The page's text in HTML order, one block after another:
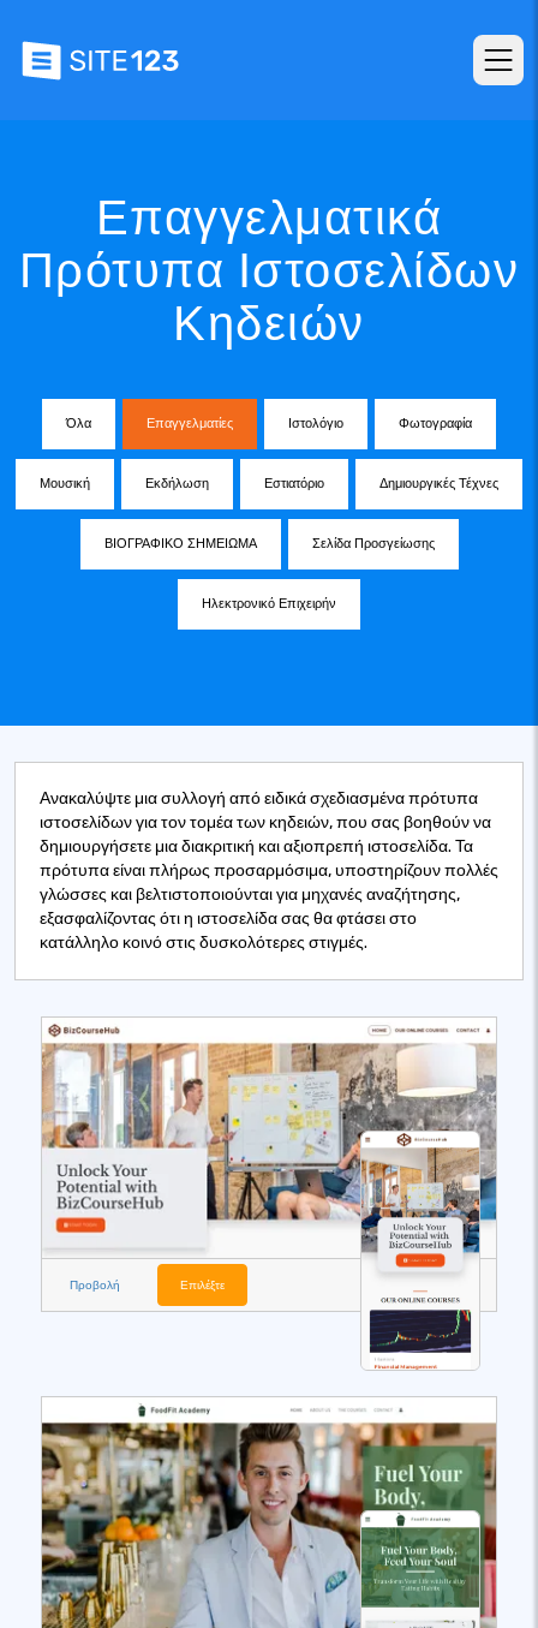
Επαγγελματικά
Πρότυπα Ιστοσελίδων
Κηδειών
Όλα Επαγγελματίες Ιστολόγιο Φωτογραφία
Μουσική Εκδήλωση Εστιατόριο Δημιουργικές Τέχνες
ΒΙΟΓΡΑΦΙΚΟ ΣΗΜΕΙΩΜΑ Σελίδα Προσγείωσης
Ηλεκτρονικό Επιχειρήν
Ανακαλύψτε μια συλλογή από ειδικά σχεδιασμένα πρότυπα
ιστοσελίδων για τον τομέα των κηδειών, που σας βοηθούν να
δημιουργήσετε μια διακριτική και αξιοπρεπή ιστοσελίδα. Τα
πρότυπα είναι πλήρως προσαρμόσιμα, υποστηρίζουν πολλές
γλώσσες και βελτιστοποιούνται για μηχανές αναζήτησης,
εξασφαλίζοντας ότι η ιστοσελίδα σας θα φτάσει στο
κατάλληλο κοινό στις δυσκολότερες στιγμές.
Προβολή Επιλέξτε